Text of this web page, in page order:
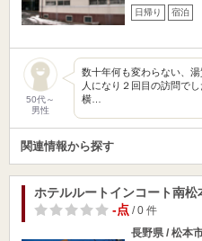
日帰り 宿泊
50代～
男性
数十年何も変わらない、
人になり２回目の訪問で
横…
関連情報から探す
ホテルルートインコート南松
-点/ 0 件
長野県 / 松本